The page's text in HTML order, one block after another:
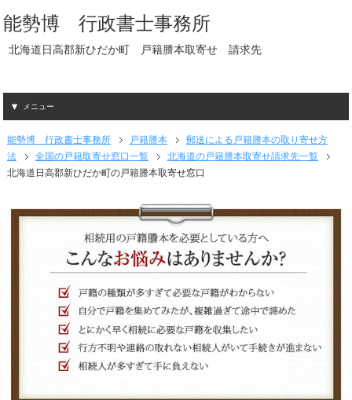
能勢博 行政書士事務所
北海道日高郡新ひだか町 戸籍謄本取寄せ 請求先
メニュー
能勢博 行政書士事務所 戸籍謄本
郵送による戸籍謄本の取り寄せ方
法
全国の戸籍取寄せ窓口一覧
北海道の戸籍謄本取寄せ請求先一覧
北海道日高郡新ひだか町の戸籍謄本取寄せ窓口